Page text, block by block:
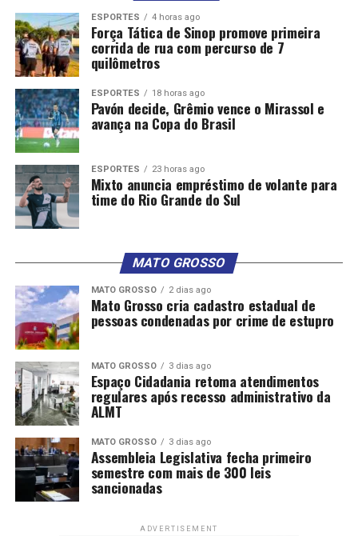
*Com informações da Agência Senado
Relacionadas
PEC de corte de gastos é aprovada em dois turnos na
Câmara
ESPORTES 4 horas ago
Força Tática de Sinop promove primeira
corrida de rua com percurso de 7
quilômetros
ESPORTES 18 horas ago
Pavón decide, Grêmio vence o Mirassol e
avança na Copa do Brasil
ESPORTES 23 horas ago
Mixto anuncia empréstimo de volante para
time do Rio Grande do Sul
MATO GROSSO
MATO GROSSO 2 dias ago
Mato Grosso cria cadastro estadual de
pessoas condenadas por crime de estupro
MATO GROSSO 3 dias ago
Espaço Cidadania retoma atendimentos
regulares após recesso administrativo da
ALMT
MATO GROSSO 3 dias ago
Assembleia Legislativa fecha primeiro
semestre com mais de 300 leis
sancionadas
ADVERTISEMENT